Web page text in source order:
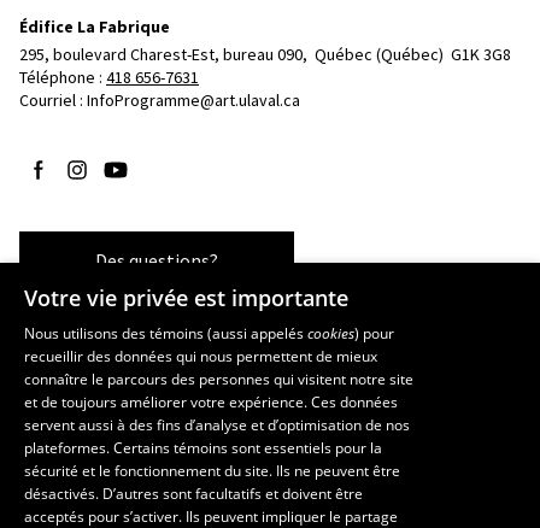
Édifice La Fabrique
295, boulevard Charest-Est, bureau 090, Québec (Québec)  G1K 3G8
Téléphone : 418 656-7631
Courriel : InfoProgramme@art.ulaval.ca
Suivez-nous sur Facebook
Suivez-nous sur Instagram
Suivez-nous sur YouTube
Des questions?
Les écoles et la recherche
École supérieure d’aménagement du territoire et de développement
régional
École d’architecture
École de design
Centre de recherche en aménagement et développement
Votre vie privée est importante
Nous utilisons des témoins (aussi appeléscookies) pour
recueillir des données qui nous permettent de mieux
connaître le parcours des personnes qui visitent notre site
et de toujours améliorer votre expérience. Ces données
servent aussi à des fins d’analyse et d’optimisation de nos
plateformes. Certains témoins sont essentiels pour la
sécurité et le fonctionnement du site. Ils ne peuvent être
désactivés. D’autres sont facultatifs et doivent être
acceptés pour s’activer. Ils peuvent impliquer le partage